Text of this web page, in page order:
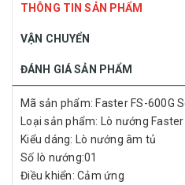
THÔNG TIN SẢN PHẨM
VẬN CHUYỂN
ĐÁNH GIÁ SẢN PHẨM
Mã sản phẩm: Faster FS-600G
Loại sản phẩm: Lò nướng Faster
Kiểu dáng: Lò nướng âm tủ
Số lò nướng:01
Điều khiển: Cảm ứng